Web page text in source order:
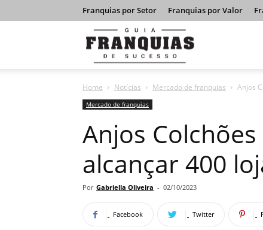
Franquias por Setor Franquias por Valor
Franquias
de
Sucesso
Home Notícias Mercado de franquias Anjos
Mercado de franquias
Anjos
alcançar 400
Por Gabriella Oliveira - 02/10/2023
Facebook Twitter